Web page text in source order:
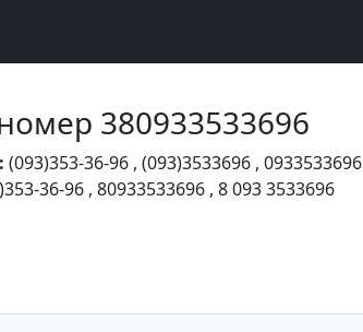
380933533696
(093)353-36-96 , (093)3533696 , 0933533696
36-96 , 80933533696 , 8 093 3533696